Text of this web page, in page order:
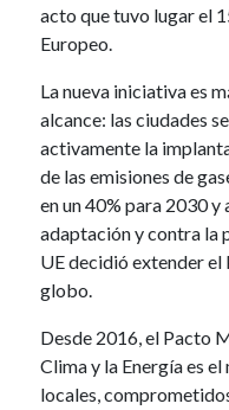
acto que tuvo lugar el
Europeo.
La nueva iniciativa es
alcance: las ciudades
activamente la
de las emisiones de
en un 40% para 2030
adaptación y contra la
UE decidió extender el
globo.
Desde 2016, el Pacto
Clima y la Energía es
locales,